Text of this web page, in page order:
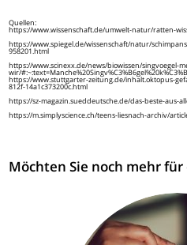
Quellen:
https://www.wissenschaft.de/umwelt-natur/ratten-
https://www.spiegel.de/wissenschaft/natur/
958201.html
https://www.scinexx.de/news/biowissen/singvoegel-
wir/
https://www.stuttgarter-zeitung.de/inhalt.oktopus-
812f-14a1c373200c.html
https://sz-magazin.sueddeutsche.de/das-beste-aus-
https://m.simplyscience.ch/teens-liesnach-archiv/
Möchten Sie noch mehr